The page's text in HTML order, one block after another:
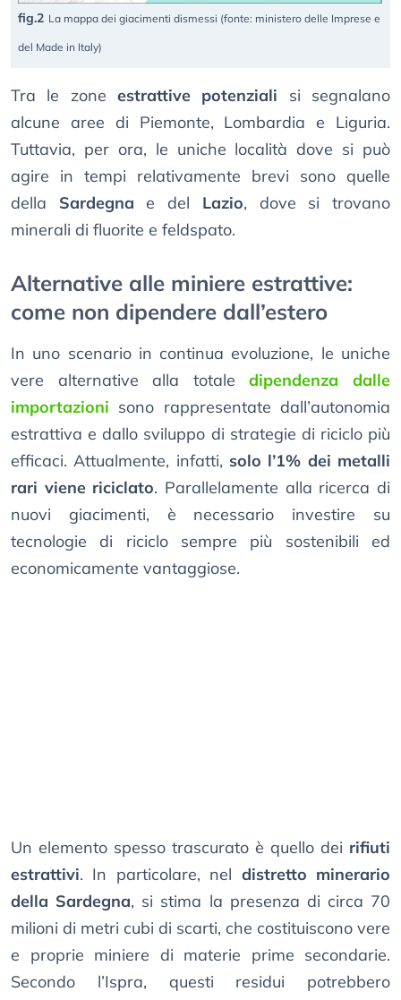
fig.2 La mappa dei giacimenti dismessi (fonte: ministero delle Imprese e
del Made in Italy)
Tra le zone estrattive potenziali si segnalano
alcune aree di Piemonte, Lombardia e Liguria.
Tuttavia, per ora, le uniche località dove si può
agire in tempi relativamente brevi sono quelle
della Sardegna e del Lazio, dove si trovano
minerali di fluorite e feldspato.
Alternative alle miniere estrattive:
come non dipendere dall’estero
In uno scenario in continua evoluzione, le uniche
vere alternative alla totaledipendenza dalle
importazioni sono rappresentate dall’autonomia
estrattiva e dallo sviluppo di strategie di riciclo più
efficaci. Attualmente, infatti, solo l’1% dei metalli
rari viene riciclato. Parallelamente alla ricerca di
nuovi giacimenti, è necessario investire su
tecnologie di riciclo sempre più sostenibili ed
economicamente vantaggiose.
Un elemento spesso trascurato è quello dei rifiuti
estrattivi. In particolare, nel distretto minerario
della Sardegna, si stima la presenza di circa 70
milioni di metri cubi di scarti, che costituiscono vere
e proprie miniere di materie prime secondarie.
Secondo l’Ispra, questi residui potrebbero